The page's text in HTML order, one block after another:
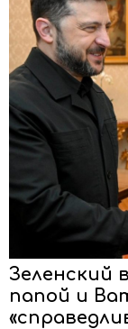
Зеленский
папой и